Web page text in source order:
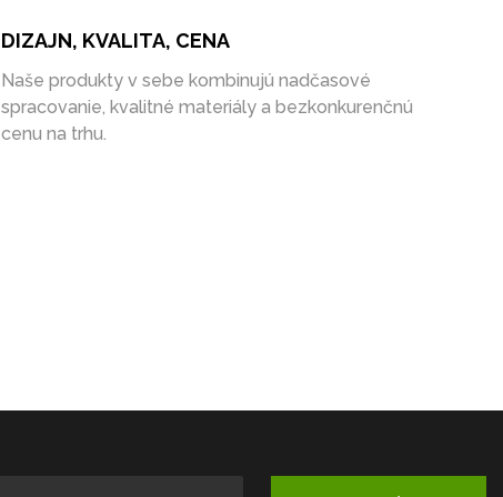
DIZAJN, KVALITA, CENA
Naše produkty v sebe kombinujú nadčasové
spracovanie, kvalitné materiály a bezkonkurenčnú
cenu na trhu.